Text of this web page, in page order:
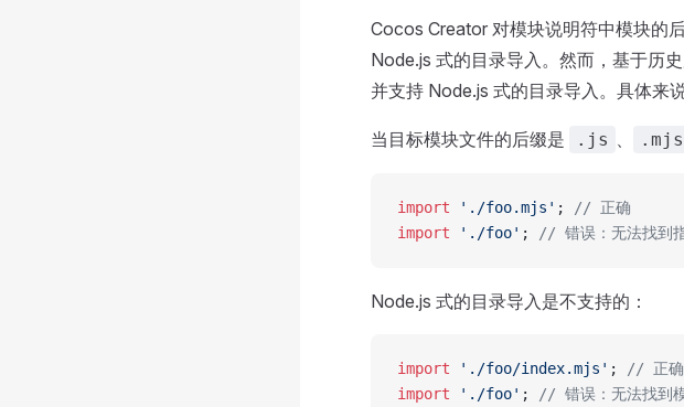
Cocos Creator 对模块说明符中模块的
Node.js 式的目录导入。然而，基于历
并支持 Node.js 式的目录导入。具体来说
当目标模块文件的后缀是 .js 、 .mjs
import './foo.mjs' ;
// 正确
import './foo' ; // 错误：无法找到
Node.js 式的目录导入是不支持的：
import './foo/index.mjs' ;
// 正确
import './foo' ; // 错误：无法找到模